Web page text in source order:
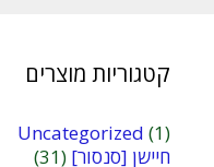
קטגוריות מוצרים
Uncategorized (1)
חיישן [סנסור] (31)